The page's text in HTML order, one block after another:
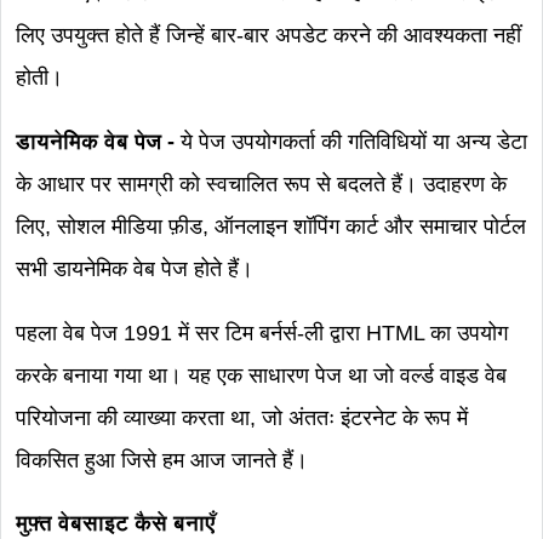
लिए उपयुक्त होते हैं जिन्हें बार-बार अपडेट करने की आवश्यकता नहीं
होती।
डायनेमिक वेब पेज - ये पेज उपयोगकर्ता की गतिविधियों या अन्य डेटा
के आधार पर सामग्री को स्वचालित रूप से बदलते हैं। उदाहरण के
लिए, सोशल मीडिया फ़ीड, ऑनलाइन शॉपिंग कार्ट और समाचार पोर्टल
सभी डायनेमिक वेब पेज होते हैं।
पहला वेब पेज 1991 में सर टिम बर्नर्स-ली द्वारा HTML का उपयोग
करके बनाया गया था। यह एक साधारण पेज था जो वर्ल्ड वाइड वेब
परियोजना की व्याख्या करता था, जो अंततः इंटरनेट के रूप में
विकसित हुआ जिसे हम आज जानते हैं।
मुफ़्त वेबसाइट कैसे बनाएँ